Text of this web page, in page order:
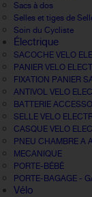
Sacs à dos
Selles et tiges de
Soin du Cycliste
Électrique
SACOCHE VELO
PANIER VELO
FIXATION PANIER
ANTIVOL VELO
BATTERIE
SELLE VELO
CASQUE VELO
PNEU CHAMBRE A
MECANIQUE
PORTE-BÉBÉ
PORTE-BAGAGE -
Vélo